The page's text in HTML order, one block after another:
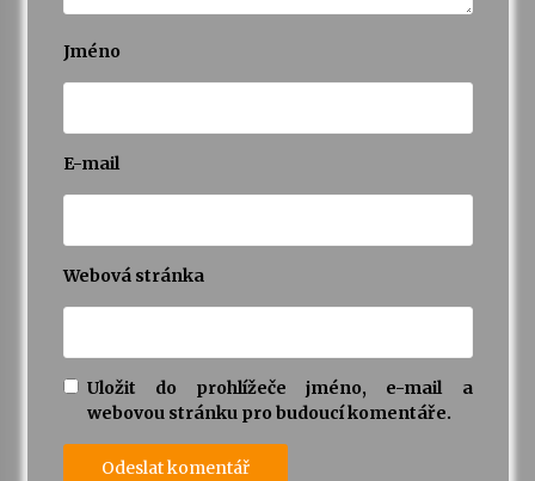
Jméno
E-mail
Webová stránka
Uložit do prohlížeče jméno, e-mail a
webovou stránku pro budoucí komentáře.